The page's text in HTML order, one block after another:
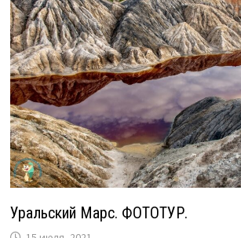
Уральский Марс. ФОТОТУР.